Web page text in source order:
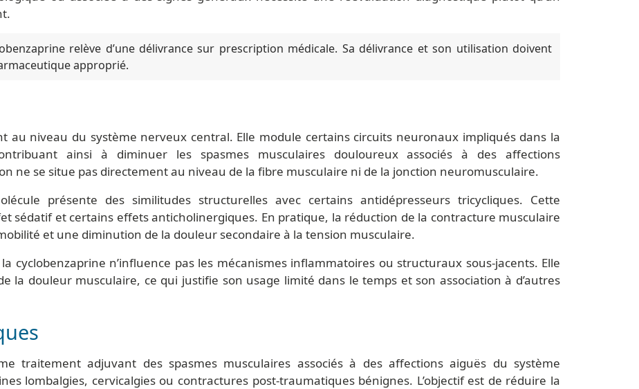
relève d’une délivrance sur prescription médicale. Sa délivrance et son utilisation doivent
approprié.
au niveau du système nerveux central. Elle module certains circuits neuronaux impliqués dans la
ainsi à diminuer les spasmes musculaires douloureux associés à des affections
ne se situe pas directement au niveau de la fibre musculaire ni de la jonction neuromusculaire.
présente des similitudes structurelles avec certains antidépresseurs tricycliques. Cette
sédatif et certains effets anticholinergiques. En pratique, la réduction de la contracture musculaire
et une diminution de la douleur secondaire à la tension musculaire.
cyclobenzaprine n’influence pas les mécanismes inflammatoires ou structuraux sous-jacents. Elle
la douleur musculaire, ce qui justifie son usage limité dans le temps et son association à d’autres
traitement adjuvant des spasmes musculaires associés à des affections aiguës du système
lombalgies, cervicalgies ou contractures post-traumatiques bénignes. L’objectif est de réduire la